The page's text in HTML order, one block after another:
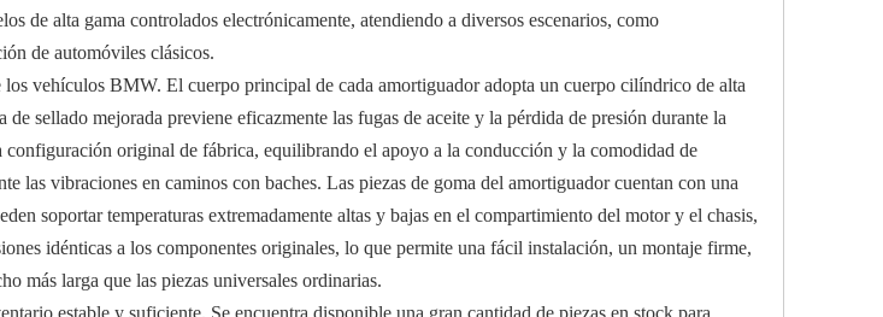
de alta gama controlados electrónicamente, atendiendo a diversos escenarios, como
de automóviles clásicos.
vehículos BMW. El cuerpo principal de cada amortiguador adopta un cuerpo cilíndrico de alta
sellado mejorada previene eficazmente las fugas de aceite y la pérdida de presión durante la
original de fábrica, equilibrando el apoyo a la conducción y la comodidad de
las vibraciones en caminos con baches. Las piezas de goma del amortiguador cuentan con una
soportar temperaturas extremadamente altas y bajas en el compartimiento del motor y el chasis,
idénticas a los componentes originales, lo que permite una fácil instalación, un montaje firme,
más larga que las piezas universales ordinarias.
estable y suficiente. Se encuentra disponible una gran cantidad de piezas en stock para